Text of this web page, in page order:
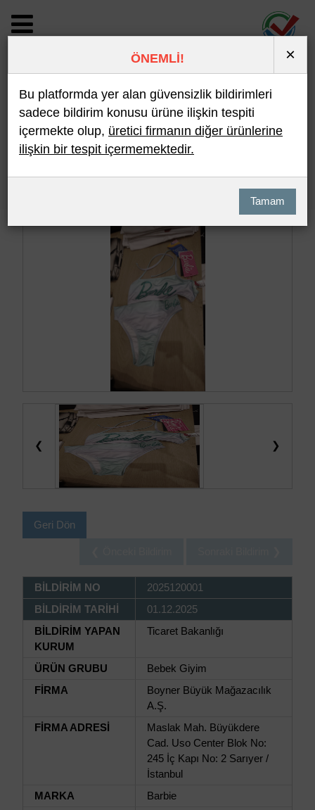
BİLDİRİM DETAYI
Son 10 Bildirim En Çok İncelenen
❮ ❯
Geri Dön
BİLDİRİM NO
2025120001
BİLDİRİM TARİHİ
01.12.2025
BİLDİRİM YAPAN
KURUM
Ticaret Bakanlığı
ÜRÜN GRUBU
Bebek Giyim
FİRMA
Boyner Büyük Mağazacılık
A.Ş.
FİRMA ADRESİ
Maslak Mah. Büyükdere
Cad. Uso Center Blok No:
245 İç Kapı No: 2 Sarıyer /
İstanbul
MARKA
Barbie
ÖNEMLİ! ×
Bu platformda yer alan güvensizlik bildirimleri
sadece bildirim konusu ürüne ilişkin tespiti
içermekte olup, üretici firmanın diğer ürünlerine
ilişkin bir tespit içermemektedir.
Tamam